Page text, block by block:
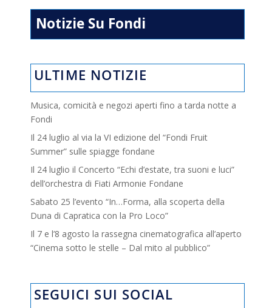
Notizie Su Fondi
ULTIME NOTIZIE
Musica, comicità e negozi aperti fino a tarda notte a
Fondi
Il 24 luglio al via la VI edizione del “Fondi Fruit
Summer” sulle spiagge fondane
Il 24 luglio il Concerto “Echi d’estate, tra suoni e luci”
dell’orchestra di Fiati Armonie Fondane
Sabato 25 l’evento “In…Forma, alla scoperta della
Duna di Capratica con la Pro Loco”
Il 7 e l’8 agosto la rassegna cinematografica all’aperto
“Cinema sotto le stelle – Dal mito al pubblico”
SEGUICI SUI SOCIAL